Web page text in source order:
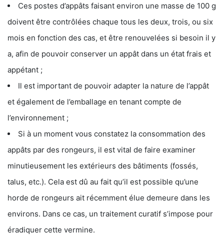
Ces postes d’appâts faisant environ une masse de 100 g
doivent être contrôlées chaque tous les deux, trois, ou six
mois en fonction des cas, et être renouvelées si besoin il y
a, afin de pouvoir conserver un appât dans un état frais et
appétant ;
Il est important de pouvoir adapter la nature de l’appât
et également de l’emballage en tenant compte de
l’environnement ;
Si à un moment vous constatez la consommation des
appâts par des rongeurs, il est vital de faire examiner
minutieusement les extérieurs des bâtiments (fossés,
talus, etc.). Cela est dû au fait qu’il est possible qu’une
horde de rongeurs ait récemment élue demeure dans les
environs. Dans ce cas, un traitement curatif s’impose pour
éradiquer cette vermine.